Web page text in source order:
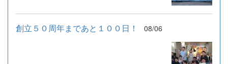
創立５０周年まであと１００日！ 08/06